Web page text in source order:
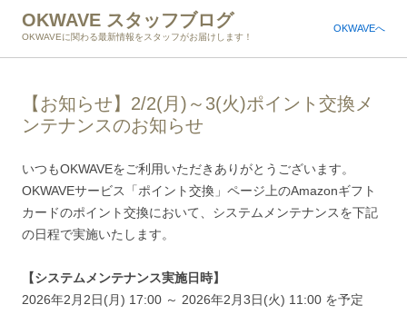
OKWAVE スタッフブログ
OKWAVEに関わる最新情報をスタッフがお届けします！
OKWAVEへ
【お知らせ】2/2(月)～3(火)ポイント交換メ
ンテナンスのお知らせ
いつもOKWAVEをご利用いただきありがとうございます。
OKWAVEサービス「ポイント交換」ページ上のAmazonギフト
カードのポイント交換において、システムメンテナンスを下記
の日程で実施いたします。
【システムメンテナンス実施日時】
2026年2月2日(月) 17:00 ～ 2026年2月3日(火) 11:00 を予定